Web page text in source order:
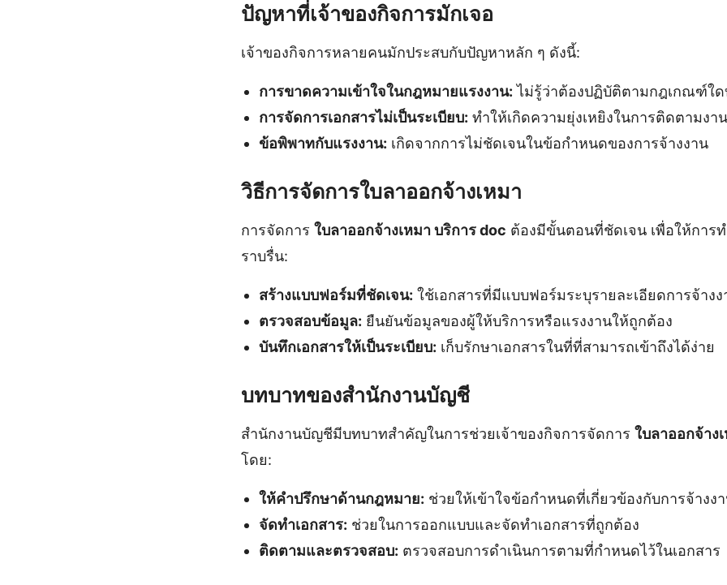
ปัญหาที่เจ้าของกิจการมักเจอ
เจ้าของกิจการหลายคนมักประสบกับปัญหาหลัก ๆ ดังนี้:
การขาดความเข้าใจในกฎหมายแรงงาน: ไม่รู้ว่าต้องปฏิบัติตามกฎเกณฑ์ใด
การจัดการเอกสารไม่เป็นระเบียบ: ทำให้เกิดความยุ่งเหยิงในการติดตามงา
ข้อพิพาทกับแรงงาน: เกิดจากการไม่ชัดเจนในข้อกำหนดของการจ้างงาน
วิธีการจัดการใบลาออกจ้างเหมา
การจัดการ ใบลาออกจ้างเหมา บริการ doc ต้องมีขั้นตอนที่ชัดเจน เพื่อให้การท
ราบรื่น:
สร้างแบบฟอร์มที่ชัดเจน: ใช้เอกสารที่มีแบบฟอร์มระบุรายละเอียดการจ้างง
ตรวจสอบข้อมูล: ยืนยันข้อมูลของผู้ให้บริการหรือแรงงานให้ถูกต้อง
บันทึกเอกสารให้เป็นระเบียบ: เก็บรักษาเอกสารในที่ที่สามารถเข้าถึงได้ง่าย
บทบาทของสำนักงานบัญชี
สำนักงานบัญชีมีบทบาทสำคัญในการช่วยเจ้าของกิจการจัดการ ใบลาออกจ้าง
โดย:
ให้คำปรึกษาด้านกฎหมาย: ช่วยให้เข้าใจข้อกำหนดที่เกี่ยวข้องกับการจ้างง
จัดทำเอกสาร: ช่วยในการออกแบบและจัดทำเอกสารที่ถูกต้อง
ติดตามและตรวจสอบ: ตรวจสอบการดำเนินการตามที่กำหนดไว้ในเอกสาร